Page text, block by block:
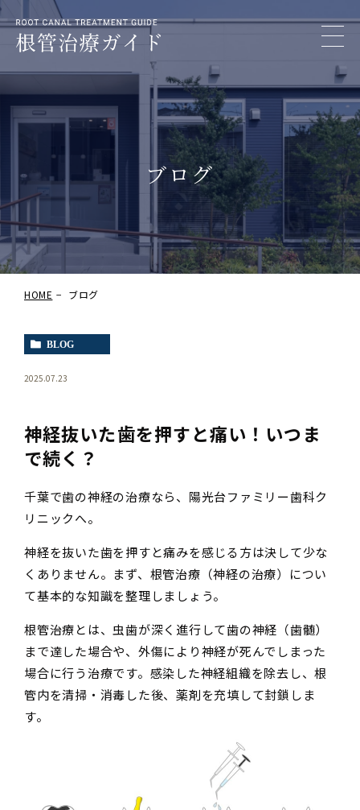
ブログ
HOME ブログ
BLOG
2025.07.23
神経抜いた歯を押すと痛い！いつま
で続く？
千葉で歯の神経の治療なら、陽光台ファミリー歯科ク
リニックへ。
神経を抜いた歯を押すと痛みを感じる方は決して少な
くありません。まず、根管治療（神経の治療）につい
て基本的な知識を整理しましょう。
根管治療とは、虫歯が深く進行して歯の神経（歯髄）
まで達した場合や、外傷により神経が死んでしまった
場合に行う治療です。感染した神経組織を除去し、根
管内を清掃・消毒した後、薬剤を充填して封鎖しま
す。